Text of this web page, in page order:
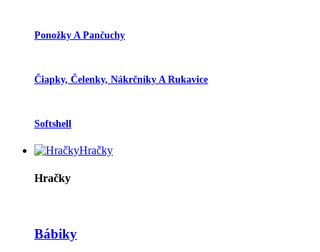
Ponožky A Pančuchy
Čiapky, Čelenky, Nákrčníky A Rukavice
Softshell
Hračky
Hračky
Bábiky